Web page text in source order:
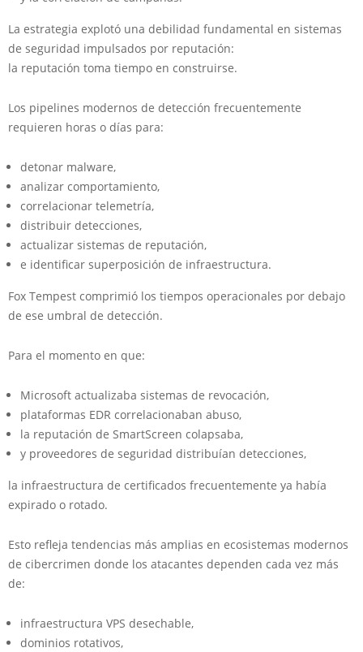
La estrategia explotó una debilidad fundamental en sistemas
de seguridad impulsados por reputación:
la reputación toma tiempo en construirse.
Los pipelines modernos de detección frecuentemente
requieren horas o días para:
detonar malware,
analizar comportamiento,
correlacionar telemetría,
distribuir detecciones,
actualizar sistemas de reputación,
e identificar superposición de infraestructura.
Fox Tempest comprimió los tiempos operacionales por debajo
de ese umbral de detección.
Para el momento en que:
Microsoft actualizaba sistemas de revocación,
plataformas EDR correlacionaban abuso,
la reputación de SmartScreen colapsaba,
y proveedores de seguridad distribuían detecciones,
la infraestructura de certificados frecuentemente ya había
expirado o rotado.
Esto refleja tendencias más amplias en ecosistemas modernos
de cibercrimen donde los atacantes dependen cada vez más
de:
infraestructura VPS desechable,
dominios rotativos,